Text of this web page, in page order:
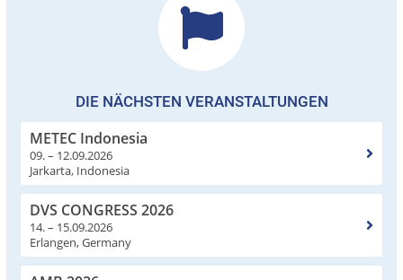
DIE NÄCHSTEN VERANSTALTUNGEN
METEC Indonesia
09. – 12.09.2026
Jarkarta, Indonesia
DVS CONGRESS 2026
14. – 15.09.2026
Erlangen, Germany